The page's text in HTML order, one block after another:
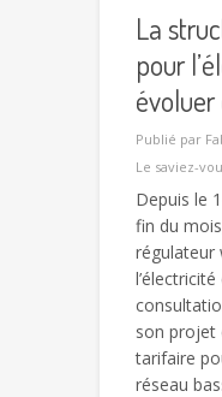
La
pour
Publié par
Le saviez-
Depuis le
fin du
régulateur
son projet
tarifaire
réseau